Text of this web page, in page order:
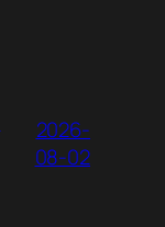
2026-
08-02